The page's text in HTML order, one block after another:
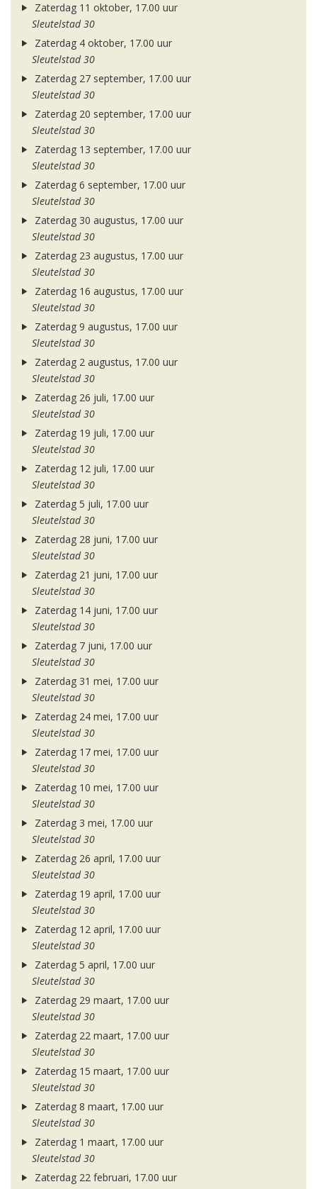
Zaterdag 11 oktober, 17.00 uur
Sleutelstad 30
Zaterdag 4 oktober, 17.00 uur
Sleutelstad 30
Zaterdag 27 september, 17.00 uur
Sleutelstad 30
Zaterdag 20 september, 17.00 uur
Sleutelstad 30
Zaterdag 13 september, 17.00 uur
Sleutelstad 30
Zaterdag 6 september, 17.00 uur
Sleutelstad 30
Zaterdag 30 augustus, 17.00 uur
Sleutelstad 30
Zaterdag 23 augustus, 17.00 uur
Sleutelstad 30
Zaterdag 16 augustus, 17.00 uur
Sleutelstad 30
Zaterdag 9 augustus, 17.00 uur
Sleutelstad 30
Zaterdag 2 augustus, 17.00 uur
Sleutelstad 30
Zaterdag 26 juli, 17.00 uur
Sleutelstad 30
Zaterdag 19 juli, 17.00 uur
Sleutelstad 30
Zaterdag 12 juli, 17.00 uur
Sleutelstad 30
Zaterdag 5 juli, 17.00 uur
Sleutelstad 30
Zaterdag 28 juni, 17.00 uur
Sleutelstad 30
Zaterdag 21 juni, 17.00 uur
Sleutelstad 30
Zaterdag 14 juni, 17.00 uur
Sleutelstad 30
Zaterdag 7 juni, 17.00 uur
Sleutelstad 30
Zaterdag 31 mei, 17.00 uur
Sleutelstad 30
Zaterdag 24 mei, 17.00 uur
Sleutelstad 30
Zaterdag 17 mei, 17.00 uur
Sleutelstad 30
Zaterdag 10 mei, 17.00 uur
Sleutelstad 30
Zaterdag 3 mei, 17.00 uur
Sleutelstad 30
Zaterdag 26 april, 17.00 uur
Sleutelstad 30
Zaterdag 19 april, 17.00 uur
Sleutelstad 30
Zaterdag 12 april, 17.00 uur
Sleutelstad 30
Zaterdag 5 april, 17.00 uur
Sleutelstad 30
Zaterdag 29 maart, 17.00 uur
Sleutelstad 30
Zaterdag 22 maart, 17.00 uur
Sleutelstad 30
Zaterdag 15 maart, 17.00 uur
Sleutelstad 30
Zaterdag 8 maart, 17.00 uur
Sleutelstad 30
Zaterdag 1 maart, 17.00 uur
Sleutelstad 30
Zaterdag 22 februari, 17.00 uur